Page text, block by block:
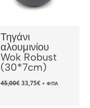
Τηγάνι
αλουμινίου
Wok Robust
(30*7cm)
45,00€Original
price
33,75€Η+ ΦΠΑ